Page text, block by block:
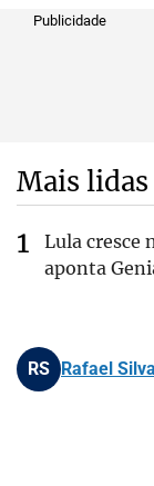
Publicidade
Mais lidas
Lula cresce
aponta
RS Rafael